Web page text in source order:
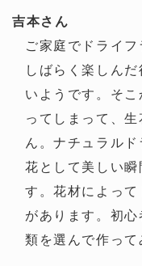
吉本さん
ご家庭でドライ
しばらく楽しん
いようです。そ
ってしまって、
ん。ナチュラル
花として美しい瞬
す。花材によっ
があります。初
類を選んで作って